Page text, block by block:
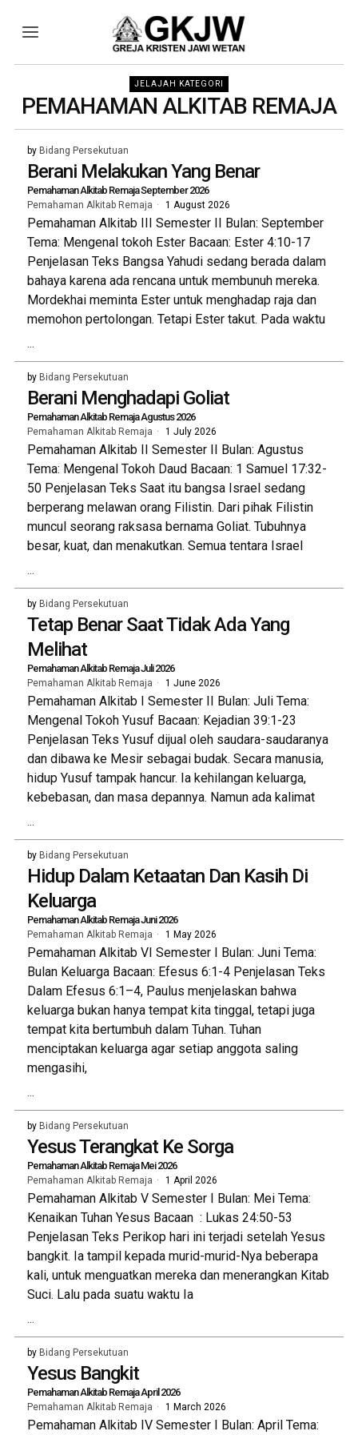
JELAJAH KATEGORI
PEMAHAMAN ALKITAB REMAJA
by Bidang Persekutuan
Berani Melakukan Yang Benar
Pemahaman Alkitab Remaja September 2026
Pemahaman Alkitab Remaja 1 August 2026
Pemahaman Alkitab III Semester II Bulan: September
Tema: Mengenal tokoh Ester Bacaan: Ester 4:10-17
Penjelasan Teks Bangsa Yahudi sedang berada dalam
bahaya karena ada rencana untuk membunuh mereka.
Mordekhai meminta Ester untuk menghadap raja dan
memohon pertolongan. Tetapi Ester takut. Pada waktu
...
by Bidang Persekutuan
Berani Menghadapi Goliat
Pemahaman Alkitab Remaja Agustus 2026
Pemahaman Alkitab Remaja 1 July 2026
Pemahaman Alkitab II Semester II Bulan: Agustus
Tema: Mengenal Tokoh Daud Bacaan: 1 Samuel 17:32-
50 Penjelasan Teks Saat itu bangsa Israel sedang
berperang melawan orang Filistin. Dari pihak Filistin
muncul seorang raksasa bernama Goliat. Tubuhnya
besar, kuat, dan menakutkan. Semua tentara Israel
...
by Bidang Persekutuan
Tetap Benar Saat Tidak Ada Yang
Melihat
Pemahaman Alkitab Remaja Juli 2026
Pemahaman Alkitab Remaja 1 June 2026
Pemahaman Alkitab I Semester II Bulan: Juli Tema:
Mengenal Tokoh Yusuf Bacaan: Kejadian 39:1-23
Penjelasan Teks Yusuf dijual oleh saudara-saudaranya
dan dibawa ke Mesir sebagai budak. Secara manusia,
hidup Yusuf tampak hancur. Ia kehilangan keluarga,
kebebasan, dan masa depannya. Namun ada kalimat
...
by Bidang Persekutuan
Hidup Dalam Ketaatan Dan Kasih Di
Keluarga
Pemahaman Alkitab Remaja Juni 2026
Pemahaman Alkitab Remaja 1 May 2026
Pemahaman Alkitab VI Semester I Bulan: Juni Tema:
Bulan Keluarga Bacaan: Efesus 6:1-4 Penjelasan Teks
Dalam Efesus 6:1–4, Paulus menjelaskan bahwa
keluarga bukan hanya tempat kita tinggal, tetapi juga
tempat kita bertumbuh dalam Tuhan. Tuhan
menciptakan keluarga agar setiap anggota saling
mengasihi,
...
by Bidang Persekutuan
Yesus Terangkat Ke Sorga
Pemahaman Alkitab Remaja Mei 2026
Pemahaman Alkitab Remaja 1 April 2026
Pemahaman Alkitab V Semester I Bulan: Mei Tema:
Kenaikan Tuhan Yesus Bacaan : Lukas 24:50-53
Penjelasan Teks Perikop hari ini terjadi setelah Yesus
bangkit. Ia tampil kepada murid-murid-Nya beberapa
kali, untuk menguatkan mereka dan menerangkan Kitab
Suci. Lalu pada suatu waktu Ia
...
by Bidang Persekutuan
Yesus Bangkit
Pemahaman Alkitab Remaja April 2026
Pemahaman Alkitab Remaja 1 March 2026
Pemahaman Alkitab IV Semester I Bulan: April Tema: